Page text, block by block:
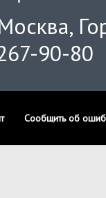
90-80
Сообщить об